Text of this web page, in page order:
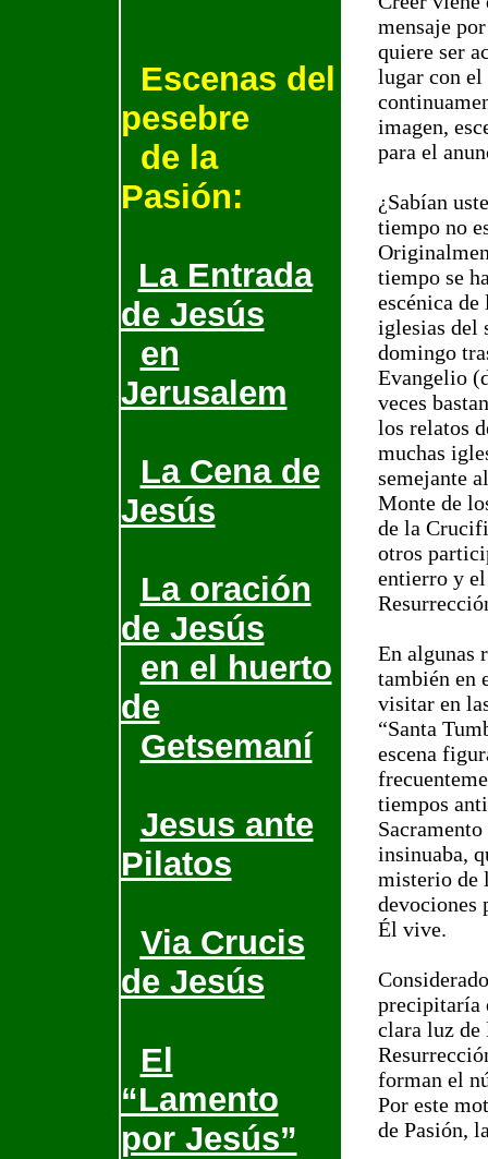
Escenas del
pesebre
de la
Pasión:
La Entrada
de Jesús
en
Jerusalem
La Cena de
Jesús
La oración
de Jesús
en el huerto
de
Getsemaní
Jesus ante
Pilatos
Via Crucis
de Jesús
El
“Lamento
por Jesús”
mensaje
quiere ser
lugar con el
imagen,
para el
¿Sabían
tiempo no
tiempo se
escénica
iglesias del
domingo
Evangelio
veces
los relatos
muchas
semejante
Monte de
de la
otros
entierro y el
En algunas
también en
visitar en
“Santa
escena
tiempos
insinuaba,
misterio de
devociones
Él vive.
precipitaría
clara luz de
forman el
Por este
de Pasión,